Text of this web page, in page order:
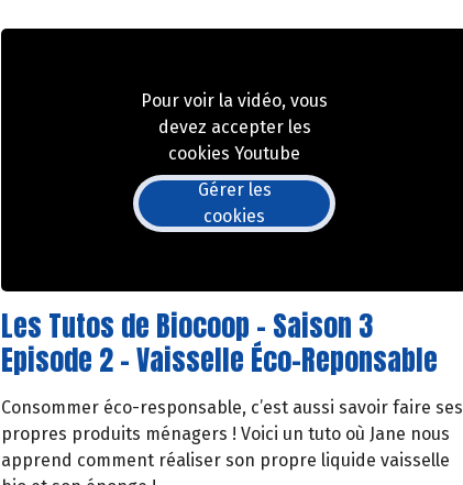
Pour voir la vidéo, vous
devez accepter les
cookies Youtube
Gérer les
cookies
Les Tutos de Biocoop - Saison 3
Episode 2 - Vaisselle Éco-Reponsable
Consommer éco-responsable, c’est aussi savoir faire ses
propres produits ménagers ! Voici un tuto où Jane nous
apprend comment réaliser son propre liquide vaisselle